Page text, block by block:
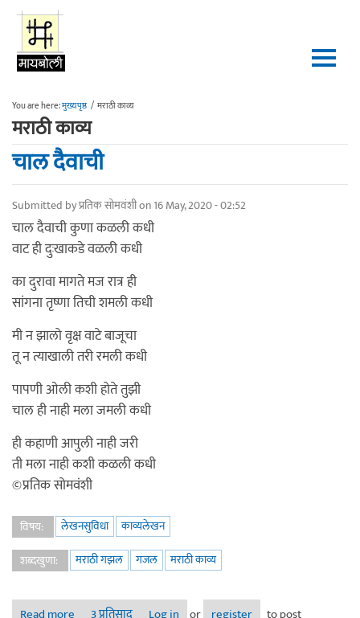
Skip to main content
You are here:मुख्यपृष्ठ / मराठी काव्य
मराठी काव्य
चाल दैवाची
Submitted byप्रतिक सोमवंशीon 16 May, 2020 - 02:52
चाल दैवाची कुणा कळली कधी
वाट ही दुःखाकडे वळली कधी
का दुरावा मागते मज रात्र ही
सांगना तृष्णा तिची शमली कधी
मी न झालो वृक्ष वाटे बाजूचा
तू न त्याखाली तरी रमली कधी
पापणी ओली कशी होते तुझी
चाल ही नाही मला जमली कधी
ही कहाणी आपुली नाही जरी
ती मला नाही कशी कळली कधी
©प्रतिक सोमवंशी
विषय: लेखनसुविधा
काव्यलेखन
शब्दखुणा:
मराठी गझल गजल मराठी काव्य